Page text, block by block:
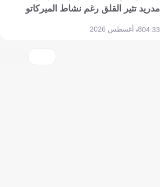
مدريد تثير القلق رغم نشاط الميركاتو
04:338 أغسطس 2026